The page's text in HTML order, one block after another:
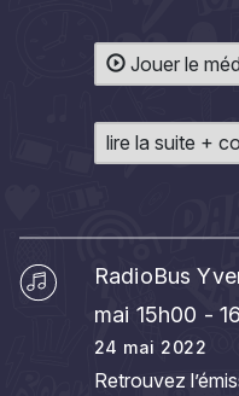
Jouer le
lire la suite +
RadioBus
mai 15h00 -
24 mai 2022
Retrouvez